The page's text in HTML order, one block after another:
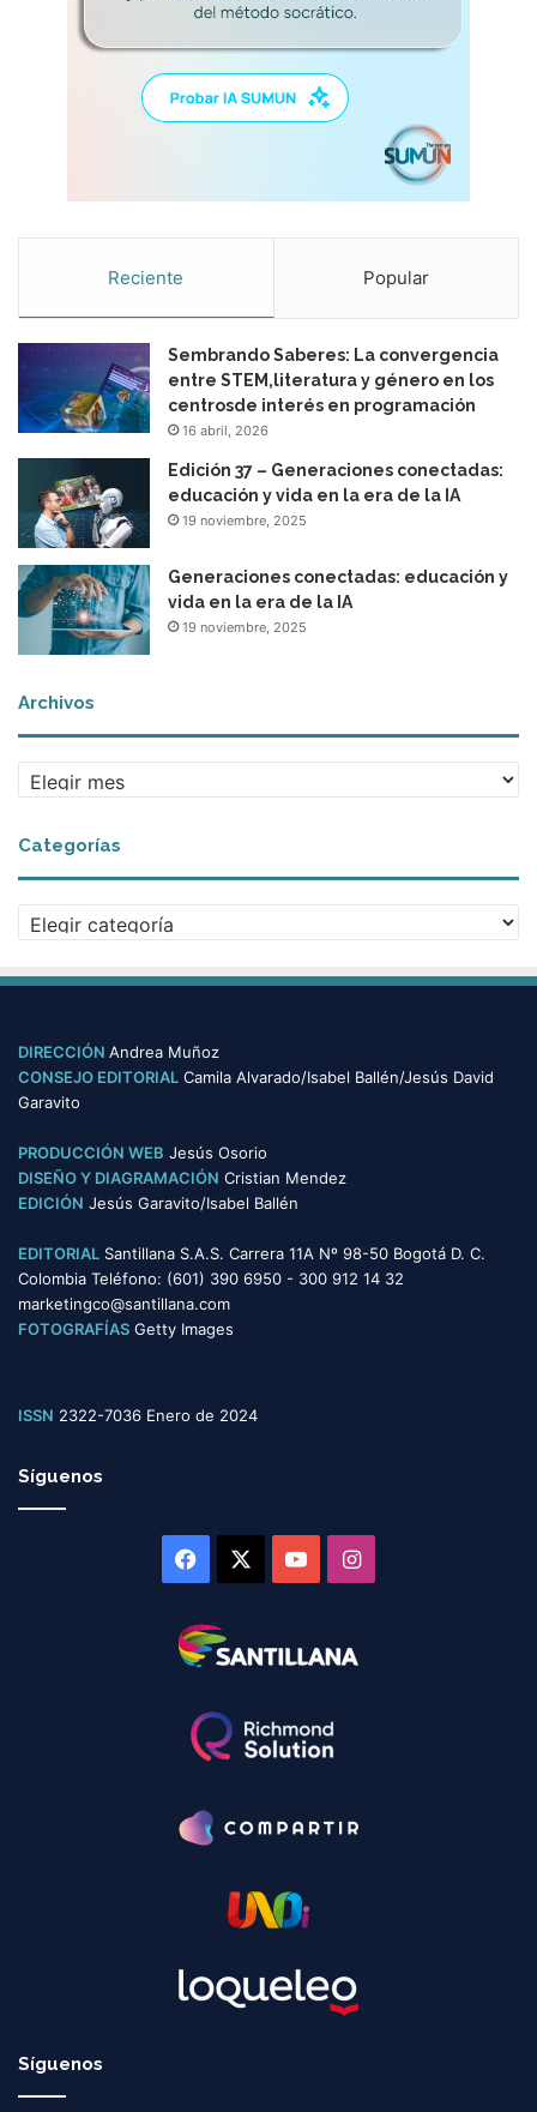
Reciente Popular
Sembrando Saberes: La convergencia
entre STEM,literatura y género en los
centrosde interés en programación
16 abril, 2026
Edición 37 – Generaciones conectadas:
educación y vida en la era de la IA
19 noviembre, 2025
Generaciones conectadas: educación y
vida en la era de la IA
19 noviembre, 2025
Archivos
Archivos
Categorías
Categorías
DIRECCIÓN Andrea Muñoz
CONSEJO EDITORIAL Camila Alvarado/Isabel Ballén/Jesús David
Garavito
PRODUCCIÓN WEB Jesús Osorio
DISEÑO Y DIAGRAMACIÓN Cristian Mendez
EDICIÓN Jesús Garavito/Isabel Ballén
EDITORIAL Santillana S.A.S. Carrera 11A Nº 98-50 Bogotá D. C.
Colombia Teléfono: (601) 390 6950 - 300 912 14 32
marketingco@santillana.com
FOTOGRAFÍAS Getty Images
ISSN 2322-7036 Enero de 2024
Síguenos
Facebook YouTubeInstagram
Síguenos